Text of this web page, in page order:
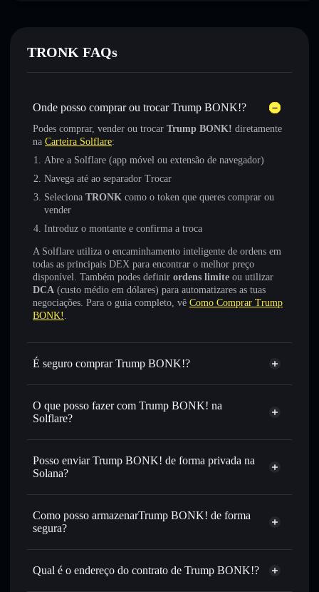
TRONK FAQs
Onde posso comprar ou trocar Trump BONK!?
Podes comprar, vender ou trocar Trump BONK! diretamente
na Carteira Solflare:
Abre a Solflare (app móvel ou extensão de navegador)
Navega até ao separador Trocar
Seleciona TRONK como o token que queres comprar ou
vender
Introduz o montante e confirma a troca
A Solflare utiliza o encaminhamento inteligente de ordens em
todas as principais DEX para encontrar o melhor preço
disponível. Também podes definir ordens limite ou utilizar
DCA (custo médio em dólares) para automatizares as tuas
negociações. Para o guia completo, vê Como Comprar Trump
BONK! .
É seguro comprar Trump BONK!?
Trump BONK! não está verificado
O que posso fazer com Trump BONK! na
Solflare?
Trump BONK!
Carteira Solflare
Trocar instantaneamente— trocar TRONK por SOL,
USDC ou milhares de outros tokens Solana com
melhor preço disponível
Definir ordens limite— automatizar transações ao teu
preço-alvo para TRONK
Utilizar DCA— investir de forma faseada ao longo do
Enviar de forma privada
— transferir TRONK sem
Posso enviar Trump BONK! de forma privada na
Solana?
Agregador de Privacidade
Como posso armazenarTrump BONK! de forma
segura?
Trump BONK!
Qual é o endereço do contrato de Trump BONK!?